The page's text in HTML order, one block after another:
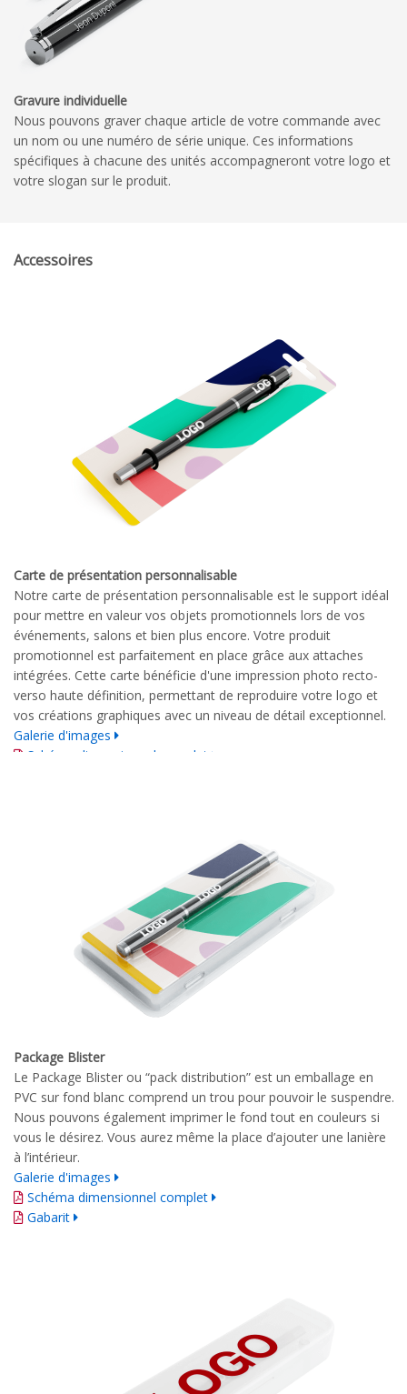
Gravure individuelle
Nous pouvons graver chaque article de votre commande avec
un nom ou une numéro de série unique. Ces informations
spécifiques à chacune des unités accompagneront votre logo et
votre slogan sur le produit.
Accessoires
Carte de présentation personnalisable
Notre carte de présentation personnalisable est le support idéal
pour mettre en valeur vos objets promotionnels lors de vos
événements, salons et bien plus encore. Votre produit
promotionnel est parfaitement en place grâce aux attaches
intégrées. Cette carte bénéficie d'une impression photo recto-
verso haute définition, permettant de reproduire votre logo et
vos créations graphiques avec un niveau de détail exceptionnel.
Galerie d'images
Schéma dimensionnel complet
Package Blister
Le Package Blister ou “pack distribution” est un emballage en
PVC sur fond blanc comprend un trou pour pouvoir le suspendre.
Nous pouvons également imprimer le fond tout en couleurs si
vous le désirez. Vous aurez même la place d’ajouter une lanière
à l’intérieur.
Galerie d'images
Schéma dimensionnel complet
Gabarit